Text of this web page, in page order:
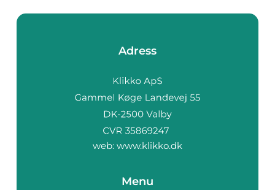
Adress
web: www.klikko.dk
Menu